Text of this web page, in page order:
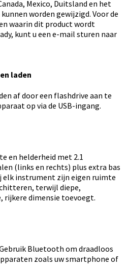
Mexico, Duitsland en het
worden gewijzigd. Voor de
waarin dit product wordt
kunt u een e-mail sturen naar
laden
af door een flashdrive aan te
op via de USB-ingang.
en helderheid met 2.1
(links en rechts) plus extra bas
elk instrument zijn eigen ruimte
terwijl diepe,
rijkere dimensie toevoegt.
Bluetooth om draadloos
zoals uw smartphone of